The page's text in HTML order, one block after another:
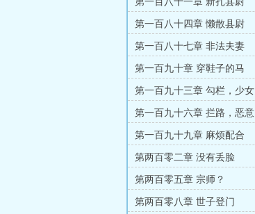
第一百八十四章 懒散县尉
第一百八十七章 非法夫妻
第一百九十章 穿鞋子的马
第一百九十三章 勾栏，少女
第一百九十六章 拦路，恶意
第一百九十九章 麻烦配合
第两百零二章 没有丢脸
第两百零五章 宗师？
第两百零八章 世子登门